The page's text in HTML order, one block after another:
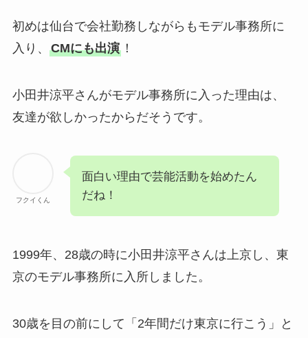
初めは仙台で会社勤務しながらもモデル事務所に
入り、 CMにも出演！
小田井涼平さんがモデル事務所に入った理由は、
友達が欲しかったからだそうです。
フクイくん
面白い理由で芸能活動を始めたん
だね！
1999年、28歳の時に小田井涼平さんは上京し、東
京のモデル事務所に入所しました。
30歳を目の前にして「2年間だけ東京に行こう」と